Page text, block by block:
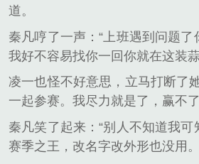
道。
秦凡哼了一声：“上班遇到问题了
我好不容易找你一回你就在这装
凌一也怪不好意思，立马打断了
一起参赛。我尽力就是了，赢不
秦凡笑了起来：“别人不知道我
赛季之王，改名字改外形也没用